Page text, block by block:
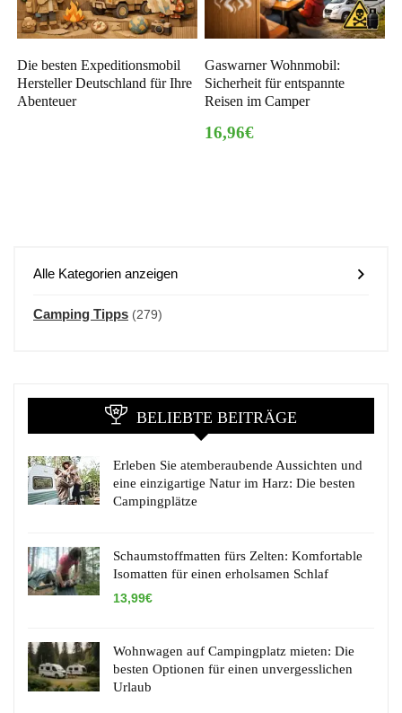
Die besten Expeditionsmobil
Hersteller Deutschland für Ihre
Abenteuer
Gaswarner Wohnmobil:
Sicherheit für entspannte
Reisen im Camper
16,96€
Alle Kategorien anzeigen
Camping Tipps (279)
BELIEBTE BEITRÄGE
Erleben Sie atemberaubende Aussichten und
eine einzigartige Natur im Harz: Die besten
Campingplätze
Schaumstoffmatten fürs Zelten: Komfortable
Isomatten für einen erholsamen Schlaf
13,99€
Wohnwagen auf Campingplatz mieten: Die
besten Optionen für einen unvergesslichen
Urlaub